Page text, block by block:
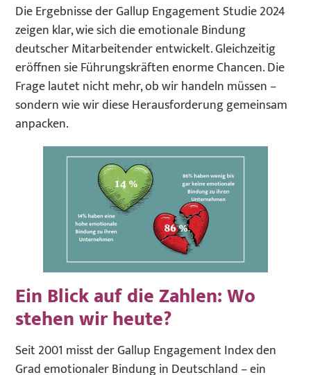
Die Ergebnisse der Gallup Engagement Studie 2024
zeigen klar, wie sich die emotionale Bindung
deutscher Mitarbeitender entwickelt. Gleichzeitig
eröffnen sie Führungskräften enorme Chancen. Die
Frage lautet nicht mehr, ob wir handeln müssen –
sondern wie wir diese Herausforderung gemeinsam
anpacken.
Ein Blick auf die Zahlen: Wo
stehen wir heute?
Seit 2001 misst der Gallup Engagement Index den
Grad emotionaler Bindung in Deutschland – ein